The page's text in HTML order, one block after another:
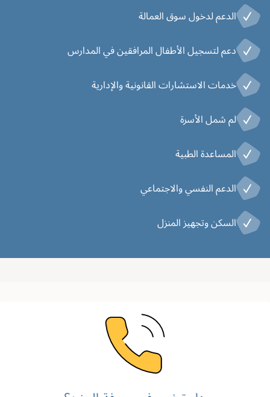
الدعم لدخول سوق العمالة
دعم لتسجيل الأطفال المرافقين في المدارس
خدمات الاستشارات القانونية والإدارية
لم شمل الأسرة
المساعدة الطبية
الدعم النفسي والاجتماعي
السكن وتجهيز المنزل